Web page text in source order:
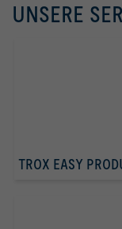
UNSERE
TROX EASY